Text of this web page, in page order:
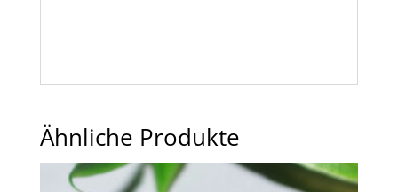
Ähnliche Produkte